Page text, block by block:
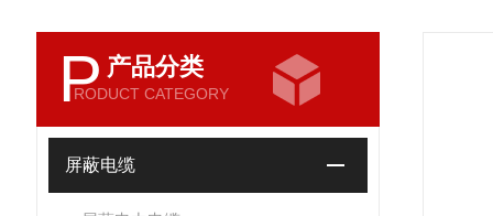
P 产品分类
RODUCT CATEGORY
屏蔽电缆